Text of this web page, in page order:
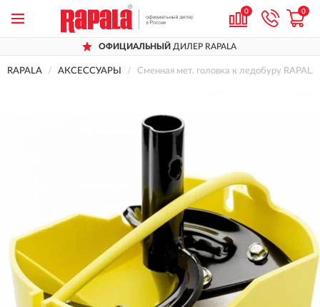
0 0
ОФИЦИАЛЬНЫЙ ДИЛЕР RAPALA
RAPALA АКСЕССУАРЫ Сменная мет. головка к ледобуру